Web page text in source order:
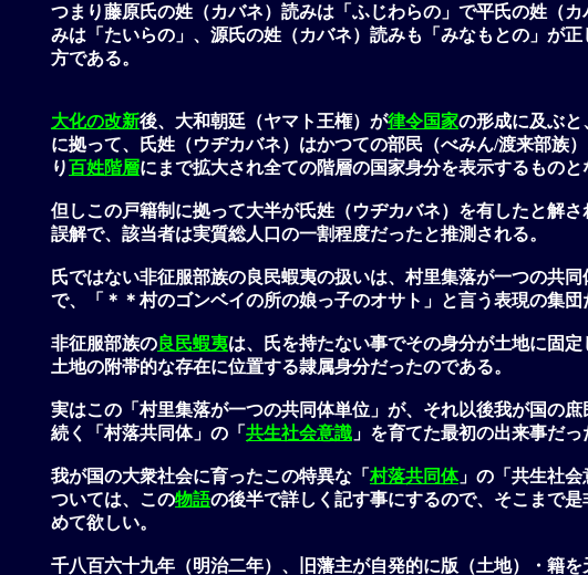
つまり藤原氏の姓（カバネ）読みは「ふじわらの」で平氏の姓（カ
みは「たいらの」、源氏の姓（カバネ）読みも「みなもとの」が正
方である。
大化の改新後、大和朝廷（ヤマト王権）が律令国家の形成に及ぶと
に拠って、氏姓（ウヂカバネ）はかつての部民（べみん/渡来部族
り 百姓階層にまで拡大され全ての階層の国家身分を表示するものと
但しこの戸籍制に拠って大半が氏姓（ウヂカバネ）を有したと解さ
誤解で、該当者は実質総人口の一割程度だったと推測される。
氏ではない非征服部族の良民蝦夷の扱いは、村里集落が一つの共同
で、「＊＊村のゴンベイの所の娘っ子のオサト」と言う表現の集団
非征服部族の 良民蝦夷は、氏を持たない事でその身分が土地に固定
土地の附帯的な存在に位置する隷属身分だったのである。
実はこの「村里集落が一つの共同体単位」が、それ以後我が国の庶
続く「村落共同体」の「 共生社会意識 」を育てた最初の出来事だっ
我が国の大衆社会に育ったこの特異な「村落共同体」の「共生社会
ついては、この物語の後半で詳しく記す事にするので、そこまで是
めて欲しい。
千八百六十九年（明治二年）、旧藩主が自発的に版（土地）・籍を